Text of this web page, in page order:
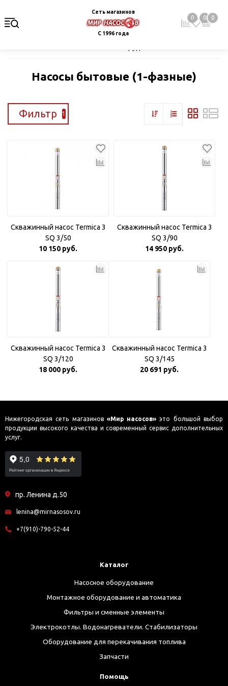
Сеть магазинов
С 1996 года
0 0 0
Насосы бытовые (1-фазные)
Фильтр 1
Скважинный насос Termica 3
SQ 3/50
10 150 руб.
Скважинный насос Termica 3
SQ 3/90
14 950 руб.
Скважинный насос Termica 3
SQ 3/120
18 000 руб.
Скважинный насос Termica 3
SQ 3/145
20 691 руб.
Нижегородская сеть магазинов «Мир насосов» это большой выбор
продукции высокого качества и современный сервис дополнительных
услуг.
пр. Ленина д.50
lenina@mirnasosov.ru
+7(910)-790-52-44
Каталог
Насосное оборудование
Монтажное оборудование и автоматика
Фильтры и сменные элементы
Электрокотлы. Водонагреватели. Стабилизаторы
Оборудование для перекачивания топлива
Запчасти
Помощь